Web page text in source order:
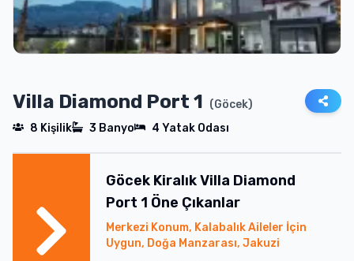
Villa Diamond Port 1 (Göcek)
8 Kişilik 3 Banyo 4 Yatak Odası
GöcekKiralıkVilla Diamond
Port 1 Öne Çıkanlar
Merkezi Konum, Kalabalık Aileler İçin
Uygun, Doğa Manzarası, Jakuzi